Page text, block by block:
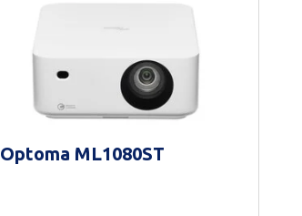
Optoma ML1080ST